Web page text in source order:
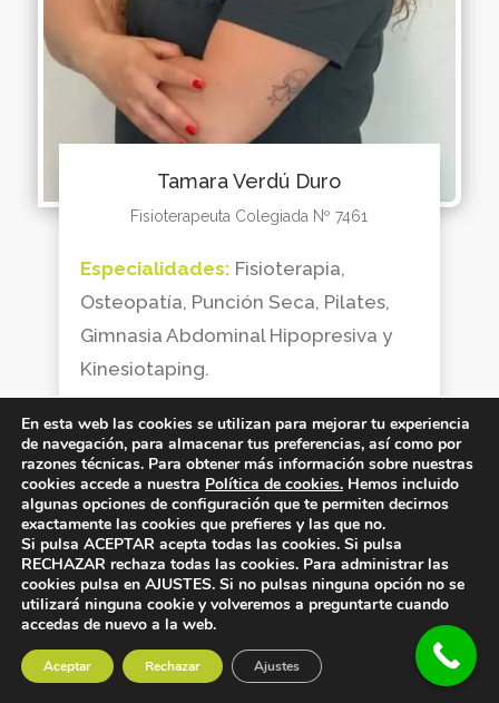
Tamara Verdú Duro
Fisioterapeuta Colegiada Nº 7461
Especialidades: Fisioterapia,
Osteopatía, Punción Seca, Pilates,
Gimnasia Abdominal Hipopresiva y
Kinesiotaping.
En esta web las cookies se utilizan para mejorar tu experiencia
de navegación, para almacenar tus preferencias, así como por
razones técnicas. Para obtener más información sobre nuestras
cookies accede a nuestra Política de cookies. Hemos incluido
algunas opciones de configuración que te permiten decirnos
exactamente las cookies que prefieres y las que no.
Si pulsa ACEPTAR acepta todas las cookies. Si pulsa
RECHAZAR rechaza todas las cookies. Para administrar las
cookies pulsa en AJUSTES. Si no pulsas ninguna opción no se
utilizará ninguna cookie y volveremos a preguntarte cuando
accedas de nuevo a la web.
Aceptar Rechazar Ajustes